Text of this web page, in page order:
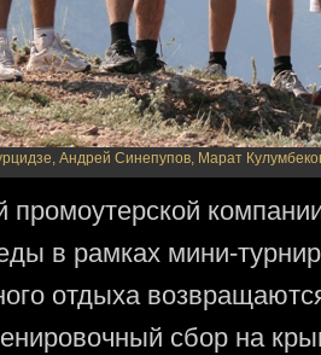
Андрей Синепупов, Марат
промоутерской
в рамках мини-
отдыха
сбор на